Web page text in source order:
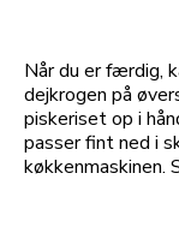
Når du er færdig,
dejkrogen på
piskeriset op i
passer fint ned i
køkkenmaskinen.